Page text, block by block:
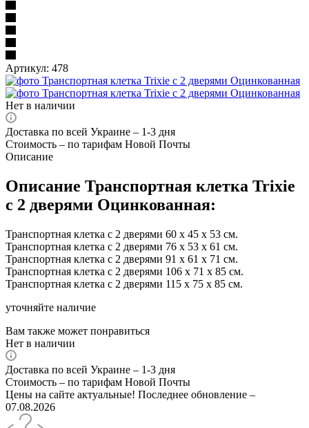
Артикул: 478
Нет в наличии
Доставка по всей Украине – 1-3 дня
Стоимость – по тарифам Новой Почты
Описание
Описание Транспортная клетка Trixie
с 2 дверями Оцинкованная:
Транспортная клетка с 2 дверями 60 х 45 х 53 см.
Транспортная клетка с 2 дверями 76 х 53 х 61 см.
Транспортная клетка с 2 дверями 91 х 61 х 71 см.
Транспортная клетка с 2 дверями 106 х 71 х 85 см.
Транспортная клетка с 2 дверями 115 х 75 х 85 см.
уточняйте наличие
Вам также может понравиться
Нет в наличии
Доставка по всей Украине – 1-3 дня
Стоимость – по тарифам Новой Почты
Цены на сайте актуальные! Последнее обновление –
07.08.2026